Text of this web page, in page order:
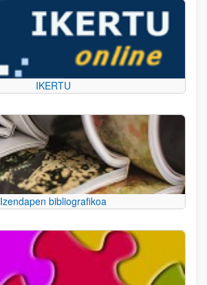
IKERTU
Izendapen bibliografikoa